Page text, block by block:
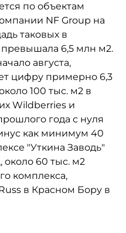
по объектам
NF Group на
таковых в
6,5 млн м2.
августа,
цифру примерно 6,3
100 тыс. м2 в
Wildberries и
года с нуля
как минимум 40
"Уткина Заводь"
около 60 тыс. м2
комплекса,
в Красном Бору в